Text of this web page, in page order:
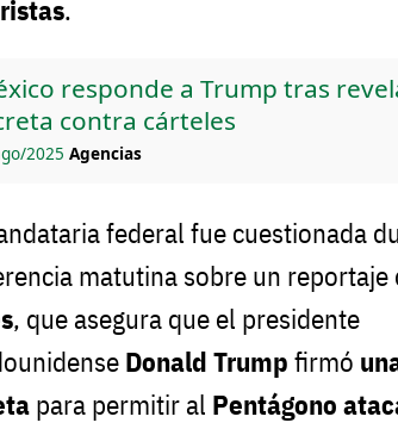
.
responde a Trump tras
contra cárteles
2025 Agencias
federal fue cuestionada
matutina sobre un reportaje
, que asegura que el presidente
Donald Trump firmó
para permitir al Pentágono